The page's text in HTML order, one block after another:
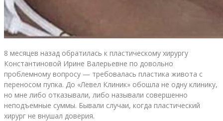
8 месяцев назад обратилась к пластическому хирургу
Константиновой Ирине Валерьевне по довольно
проблемному вопросу — требовалась пластика живота с
переносом пупка. До «Левел Клиник» обошла не одну клинику,
но мне либо отказывали, либо называли совершенно
неподъемные суммы. Бывали случаи, когда пластический
хирург не внушал доверия.